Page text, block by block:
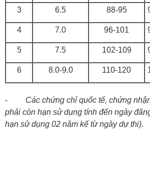
3 6.5 88-95
4 7.0 96-101
5 7.5 102-109
6 8.0-9.0 110-120
- Các chứng chỉ quốc tế, chứng
phải còn hạn sử dụng tính đến ngày
hạn sử dụng 02 năm kể từ ngày dự thi).